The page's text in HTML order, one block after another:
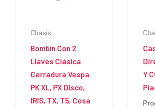
Chasis
Bombín Con 2
Llaves Clásica
Cerradura Vespa
PK XL, PX Disco,
IRIS, TX, T5, Cosa
Y